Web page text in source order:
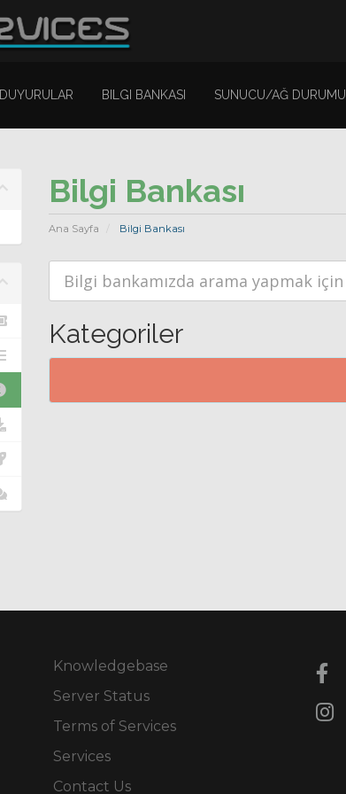
DUYURULAR BILGI BANKASI SUNUCU/AĞ DURUMU
Bilgi Bankası
Ana Sayfa Bilgi Bankası
Kategoriler
Knowledgebase
Server Status
Terms of Services
Services
Contact Us